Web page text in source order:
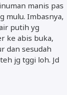
manis pas
mulu. Imbasnya,
putih yg
ke abis buka,
dan sesudah
jg tggi loh. Jd